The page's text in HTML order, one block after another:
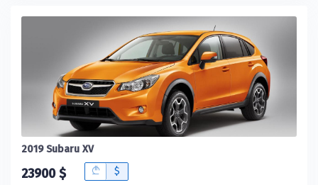
2019 Subaru XV
23900 $ B $